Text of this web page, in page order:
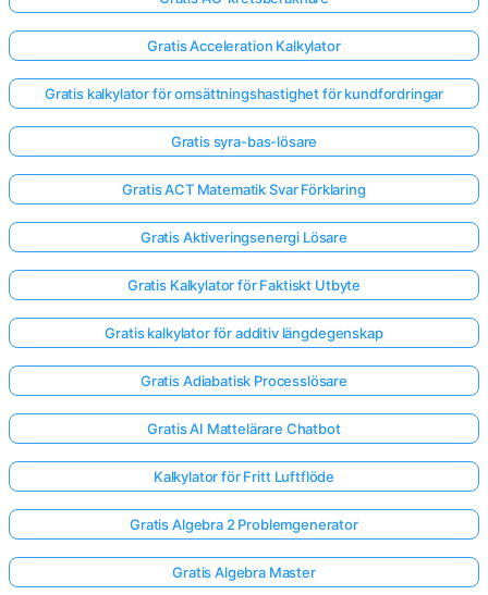
Gratis Acceleration Kalkylator
Gratis kalkylator för omsättningshastighet för kundfordringar
Gratis syra-bas-lösare
Gratis ACT Matematik Svar Förklaring
Gratis Aktiveringsenergi Lösare
Gratis Kalkylator för Faktiskt Utbyte
Gratis kalkylator för additiv längdegenskap
Gratis Adiabatisk Processlösare
Gratis AI Mattelärare Chatbot
Kalkylator för Fritt Luftflöde
Gratis Algebra 2 Problemgenerator
Gratis Algebra Master